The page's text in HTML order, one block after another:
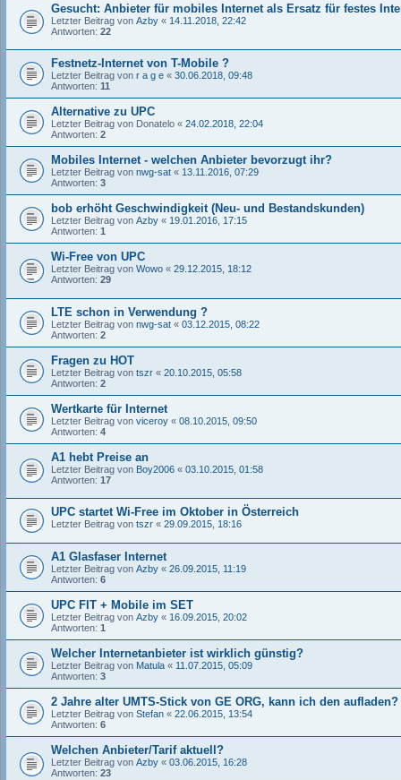
Gesucht: Anbieter für mobiles Internet als Ersatz für festes
Letzter Beitrag von Azby « 14.11.2018, 22:42
Antworten: 22
Festnetz-Internet von T-Mobile ?
Letzter Beitrag von r a g e « 30.06.2018, 09:48
Antworten: 11
Alternative zu UPC
Letzter Beitrag von Donatelo « 24.02.2018, 22:04
Antworten: 2
Mobiles Internet - welchen Anbieter bevorzugt ihr?
Letzter Beitrag von nwg-sat « 13.11.2016, 07:29
Antworten: 3
bob erhöht Geschwindigkeit (Neu- und Bestandskunden)
Letzter Beitrag von Azby « 19.01.2016, 17:15
Antworten: 1
Wi-Free von UPC
Letzter Beitrag von Wowo « 29.12.2015, 18:12
Antworten: 29
LTE schon in Verwendung ?
Letzter Beitrag von nwg-sat « 03.12.2015, 08:22
Antworten: 2
Fragen zu HOT
Letzter Beitrag von tszr « 20.10.2015, 05:58
Antworten: 2
Wertkarte für Internet
Letzter Beitrag von viceroy « 08.10.2015, 09:50
Antworten: 4
A1 hebt Preise an
Letzter Beitrag von Boy2006 « 03.10.2015, 01:58
Antworten: 17
UPC startet Wi-Free im Oktober in Österreich
Letzter Beitrag von tszr « 29.09.2015, 18:16
A1 Glasfaser Internet
Letzter Beitrag von Azby « 26.09.2015, 11:19
Antworten: 6
UPC FIT + Mobile im SET
Letzter Beitrag von Azby « 16.09.2015, 20:02
Antworten: 1
Welcher Internetanbieter ist wirklich günstig?
Letzter Beitrag von Matula « 11.07.2015, 05:09
Antworten: 3
2 Jahre alter UMTS-Stick von GE ORG, kann ich den aufladen?
Letzter Beitrag von Stefan « 22.06.2015, 13:54
Antworten: 6
Welchen Anbieter/Tarif aktuell?
Letzter Beitrag von Azby « 03.06.2015, 16:28
Antworten: 23